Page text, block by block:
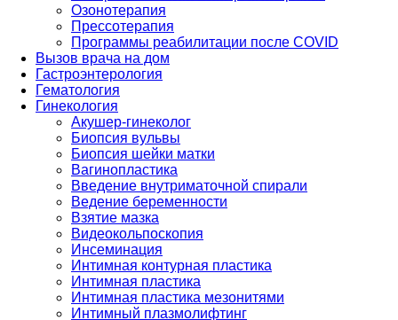
Озонотерапия
Прессотерапия
Программы реабилитации после СOVID
Вызов врача на дом
Гастроэнтерология
Гематология
Гинекология
Акушер-гинеколог
Биопсия вульвы
Биопсия шейки матки
Вагинопластика
Введение внутриматочной спирали
Ведение беременности
Взятие мазка
Видеокольпоскопия
Инсеминация
Интимная контурная пластика
Интимная пластика
Интимная пластика мезонитями
Интимный плазмолифтинг